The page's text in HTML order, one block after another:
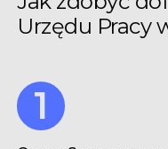
Urzędu Pracy